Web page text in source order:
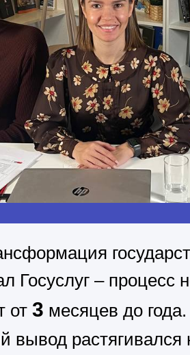
Госуслуг –
от 3 месяцев до
вывод растягивался